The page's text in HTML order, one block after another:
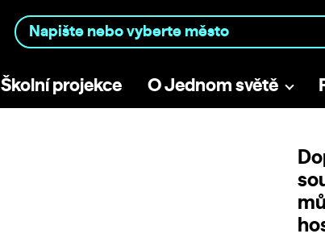
Školní projekce O Jednom světě